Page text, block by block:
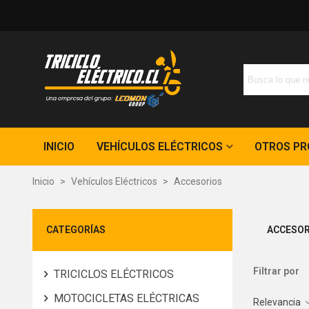
INICIO VEHÍCULOS ELÉCTRICOS OTROS
Inicio > Vehículos Eléctricos > Accesorios
CATEGORÍAS
TRICICLOS ELÉCTRICOS
MOTOCICLETAS ELÉCTRICAS
Filtrar por
Relevancia